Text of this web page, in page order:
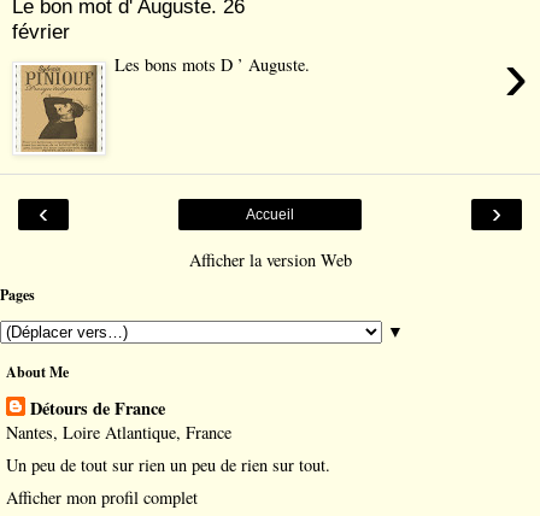
Le bon mot d' Auguste. 26
février
›
Les bons mots D ’ Auguste.
‹ ›
Accueil
Afficher la version Web
Pages
▼
About Me
Détours de France
Nantes, Loire Atlantique, France
Un peu de tout sur rien un peu de rien sur tout.
Afficher mon profil complet